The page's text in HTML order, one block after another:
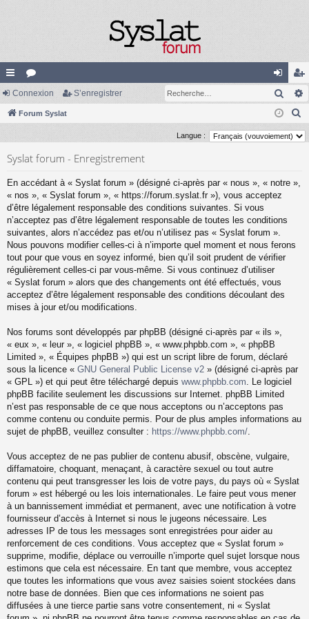
cc
ès
pi
or
u
s
on
ne
xi
’e
nr
eg
Connexion S’enregistrer
Forum Syslat
c
Langue :
Syslat forum - Enregistrement
En accédant à « Syslat forum » (désigné ci-après par « nous », « notre »,
« nos », « Syslat forum », « https://forum.syslat.fr »), vous acceptez
d’être légalement responsable des conditions suivantes. Si vous
n’acceptez pas d’être légalement responsable de toutes les conditions
suivantes, alors n’accédez pas et/ou n’utilisez pas « Syslat forum ».
Nous pouvons modifier celles-ci à n’importe quel moment et nous ferons
tout pour que vous en soyez informé, bien qu’il soit prudent de vérifier
régulièrement celles-ci par vous-même. Si vous continuez d’utiliser
« Syslat forum » alors que des changements ont été effectués, vous
acceptez d’être légalement responsable des conditions découlant des
mises à jour et/ou modifications.
Nos forums sont développés par phpBB (désigné ci-après par « ils »,
« eux », « leur », « logiciel phpBB », « www.phpbb.com », « phpBB
Limited », « Équipes phpBB ») qui est un script libre de forum, déclaré
sous la licence « GNU General Public License v2 » (désigné ci-après par
« GPL ») et qui peut être téléchargé depuis www.phpbb.com . Le logiciel
phpBB facilite seulement les discussions sur Internet. phpBB Limited
n’est pas responsable de ce que nous acceptons ou n’acceptons pas
comme contenu ou conduite permis. Pour de plus amples informations au
sujet de phpBB, veuillez consulter : https://www.phpbb.com/
Vous acceptez de ne pas publier de contenu abusif, obscène, vulgaire,
diffamatoire, choquant, menaçant, à caractère sexuel ou tout autre
contenu qui peut transgresser les lois de votre pays, du pays où « Syslat
forum » est hébergé ou les lois internationales. Le faire peut vous mener
à un bannissement immédiat et permanent, avec une notification à votre
fournisseur d’accès à Internet si nous le jugeons nécessaire. Les
adresses IP de tous les messages sont enregistrées pour aider au
renforcement de ces conditions. Vous acceptez que « Syslat forum »
supprime, modifie, déplace ou verrouille n’importe quel sujet lorsque nous
estimons que cela est nécessaire. En tant que membre, vous acceptez
que toutes les informations que vous avez saisies soient stockées dans
notre base de données. Bien que ces informations ne soient pas
diffusées à une tierce partie sans votre consentement, ni « Syslat